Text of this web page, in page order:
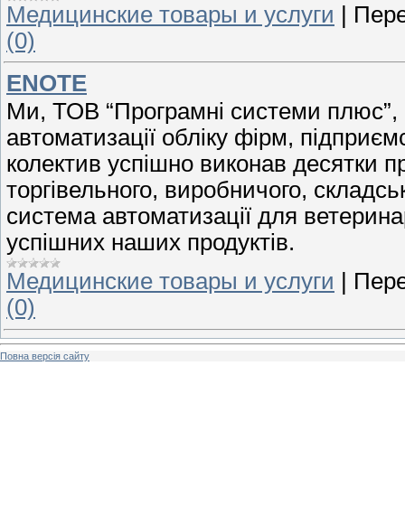
Медицинские товары и услуги |
(0)
ENOTE
Ми, ТОВ “Програмні системи
автоматизації обліку фірм,
колектив успішно виконав десятки
торгівельного, виробничого,
система автоматизації для
успішних наших продуктів.
Медицинские товары и услуги
(0)
Повна версія сайту